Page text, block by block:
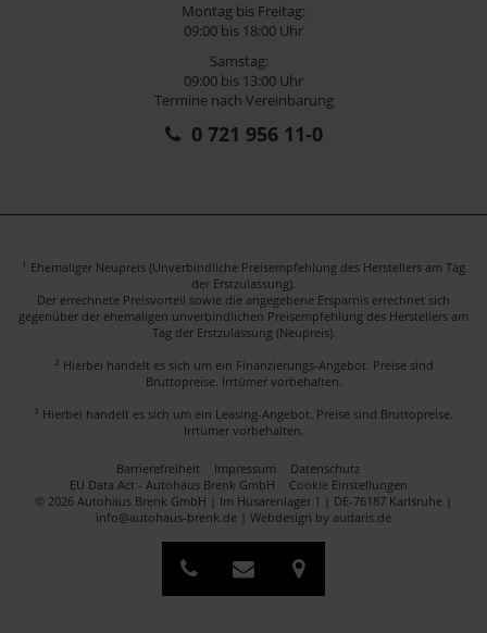
Montag bis Freitag:
09:00 bis 18:00 Uhr
Samstag:
09:00 bis 13:00 Uhr
Termine nach Vereinbarung
0 721 956 11-0
1 Ehemaliger Neupreis (Unverbindliche Preisempfehlung des Herstellers am Tag
der Erstzulassung).
Der errechnete Preisvorteil sowie die angegebene Ersparnis errechnet sich
gegenüber der ehemaligen unverbindlichen Preisempfehlung des Herstellers am
Tag der Erstzulassung (Neupreis).
2 Hierbei handelt es sich um ein Finanzierungs-Angebot. Preise sind
Bruttopreise. Irrtümer vorbehalten.
3 Hierbei handelt es sich um ein Leasing-Angebot. Preise sind Bruttopreise.
Irrtümer vorbehalten.
Barrierefreiheit Impressum
Datenschutz
EU Data Act - Autohaus Brenk GmbH
Cookie Einstellungen
© 2026 Autohaus Brenk GmbH | Im Husarenlager 1 | DE-76187 Karlsruhe |
info@autohaus-brenk.de | Webdesign by audaris.de